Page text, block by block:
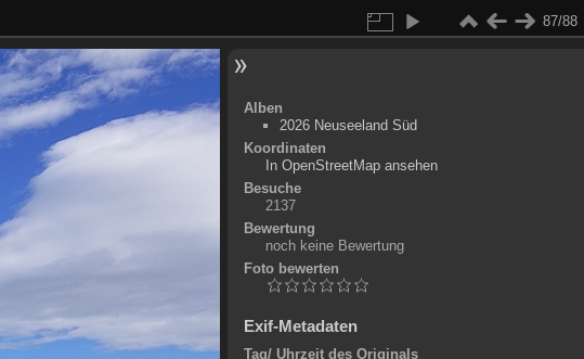
87/88
Alben
2026 Neuseeland Süd
Koordinaten
+
-
In OpenStreetMap ansehen
Besuche
2137
Bewertung
noch keine Bewertung
Foto bewerten
Exif-Metadaten
Tag/ Uhrzeit des Originals